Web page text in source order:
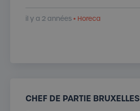
il y a 2 années• Horeca
CHEF DE PARTIE BRUXELLES